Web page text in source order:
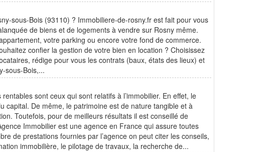
sous-Bois (93110) ? Immobiliere-de-rosny.fr est fait pour vous
de biens et de logements à vendre sur Rosny même.
votre parking ou encore votre fond de commerce.
confier la gestion de votre bien en location ? Choisissez
rédige pour vous les contrats (baux, états des lieux) et
sous-Bois,...
sont ceux qui sont relatifs à l’immobilier. En effet, le
capital. De même, le patrimoine est de nature tangible et à
Toutefois, pour de meilleurs résultats il est conseillé de
Immobilier est une agence en France qui assure toutes
de prestations fournies par l’agence on peut citer les conseils,
immobilière, le pilotage de travaux, la recherche de...